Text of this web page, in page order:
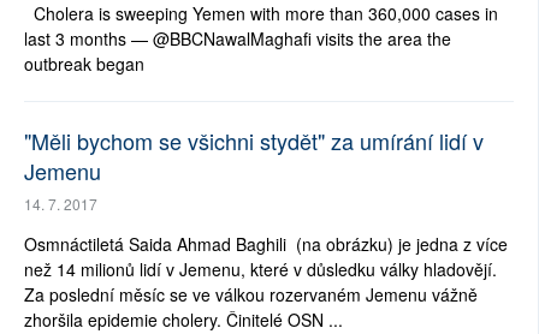
Cholera is sweeping Yemen with more than 360,000 cases in
last 3 months — @BBCNawalMaghafi visits the area the
outbreak began
"Měli bychom se všichni stydět" za umírání lidí v
Jemenu
14. 7. 2017
Osmnáctiletá Saida Ahmad Baghili (na obrázku) je jedna z více
než 14 milionů lidí v Jemenu, které v důsledku války hladovějí.
Za poslední měsíc se ve válkou rozervaném Jemenu vážně
zhoršila epidemie cholery. Činitelé OSN ...